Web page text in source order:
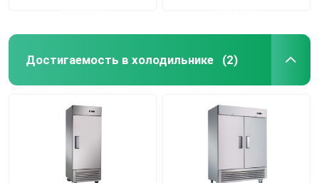
Достигаемость в холодильнике (2)